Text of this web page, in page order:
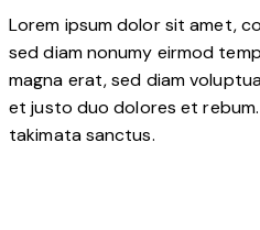
Lorem ipsum dolor sit amet,
sed diam nonumy eirmod
magna erat, sed diam
et justo duo dolores et
takimata sanctus.